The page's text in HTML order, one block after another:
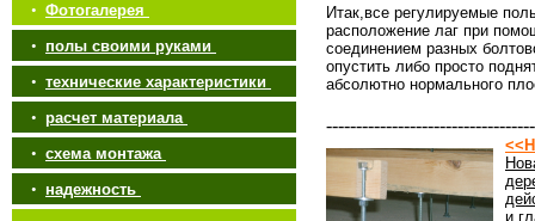
• Фотогалерея
• полы своими руками
• технические характеристики
• расчет материала
• схема монтажа
• надежность
Итак,все регулируемые
расположение лаг при
соединением разных
опустить либо просто
абсолютно нормального
и